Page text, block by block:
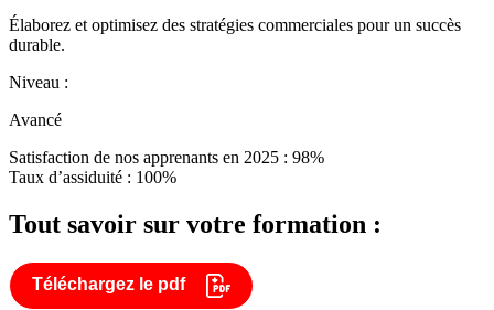
Élaborez et optimisez des stratégies commerciales pour un succès
durable.
Niveau :
Avancé
Satisfaction de nos apprenants en 2025 : 98%
Taux d’assiduité : 100%
Tout savoir sur votre formation :
Téléchargez le pdf